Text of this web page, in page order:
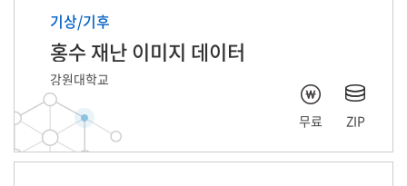
기상/기후
홍수 재난 이미지 데이터
강원대학교
무료 ZIP